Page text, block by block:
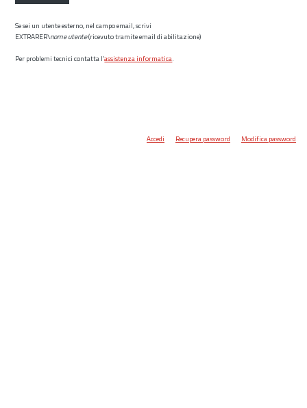
Se sei un utente esterno, nel campo email, scrivi
EXTRARER\nome utente(ricevuto tramite email di abilitazione)
Per problemi tecnici contatta l’assistenza informatica.
Accedi Recupera password Modifica password